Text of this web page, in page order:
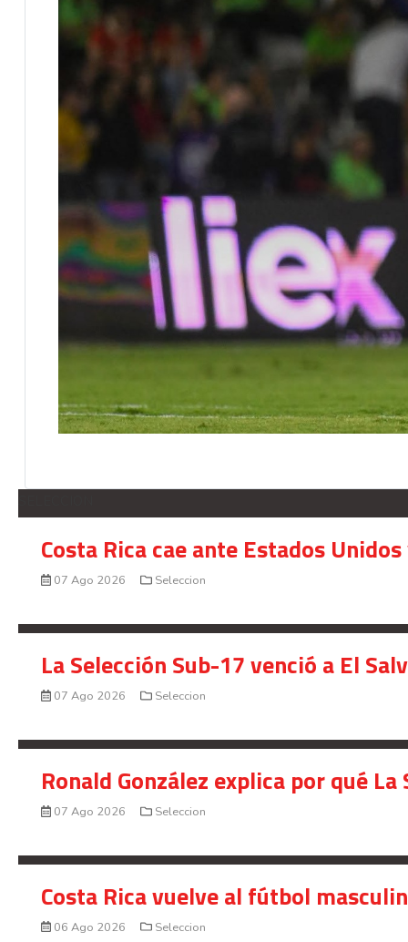
Costa Rica cae ante Estados
07 Ago 2026 Seleccion
La Selección Sub-17 venció a El
07 Ago 2026 Seleccion
Ronald González explica por qué
07 Ago 2026 Seleccion
Costa Rica vuelve al fútbol
06 Ago 2026 Seleccion